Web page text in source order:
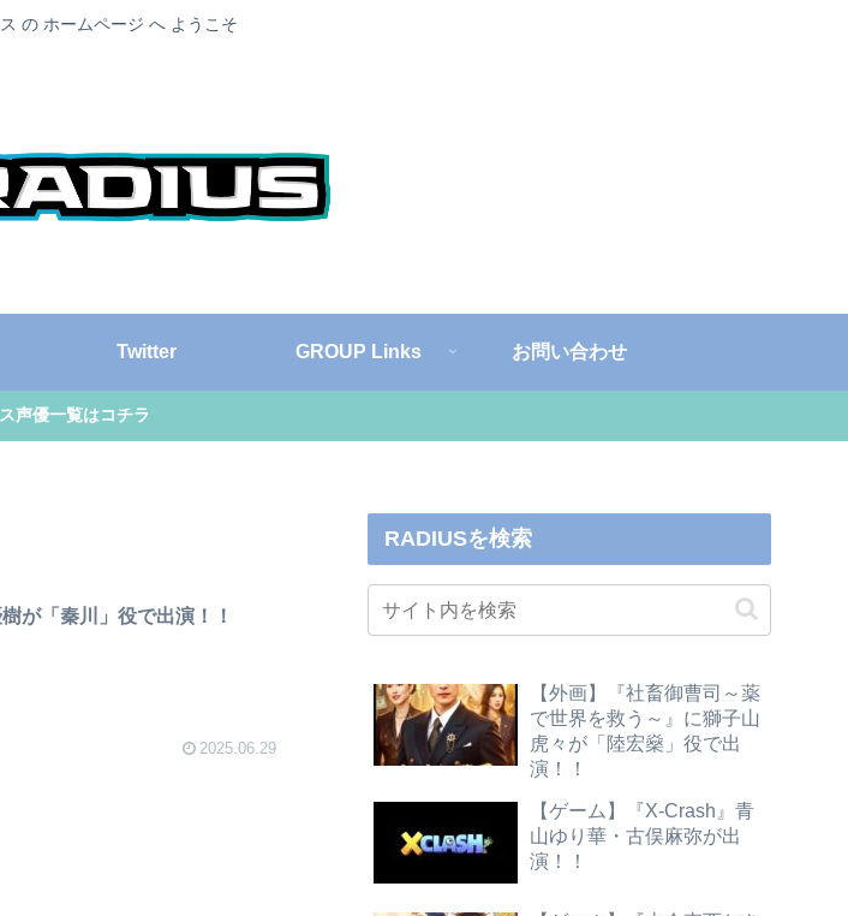
の ホームページ へ ようこそ
Twitter GROUP Links お問い合わせ
声優一覧はコチラ
が「秦川」役で出演！！
2025.06.29
RADIUSを検索
【外画】『社畜御曹司～薬
で世界を救う～』に獅子山
虎々が「陸宏燊」役で出
演！！
【ゲーム】『X-Crash』青
山ゆり華・古俣麻弥が出
演！！